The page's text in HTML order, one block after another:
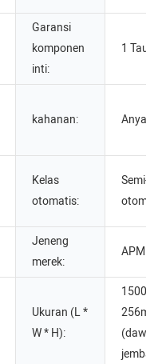
Garansi
komponen
inti:
1 Taun
kahanan: Anyar
Kelas
otomatis:
Semi-
otomatis
Jeneng
merek:
APM
Ukuran (L *
W * H):
1500 x
256mm
(dawa *
jembaré)